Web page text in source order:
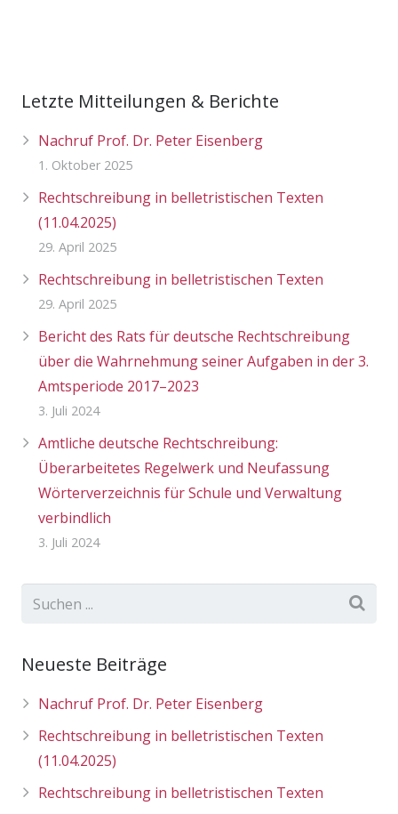
Letzte Mitteilungen & Berichte
Nachruf Prof. Dr. Peter Eisenberg
1. Oktober 2025
Rechtschreibung in belletristischen Texten
(11.04.2025)
29. April 2025
Rechtschreibung in belletristischen Texten
29. April 2025
Bericht des Rats für deutsche Rechtschreibung
über die Wahrnehmung seiner Aufgaben in der 3.
Amtsperiode 2017–2023
3. Juli 2024
Amtliche deutsche Rechtschreibung:
Überarbeitetes Regelwerk und Neufassung
Wörterverzeichnis für Schule und Verwaltung
verbindlich
3. Juli 2024
Neueste Beiträge
Nachruf Prof. Dr. Peter Eisenberg
Rechtschreibung in belletristischen Texten
(11.04.2025)
Rechtschreibung in belletristischen Texten